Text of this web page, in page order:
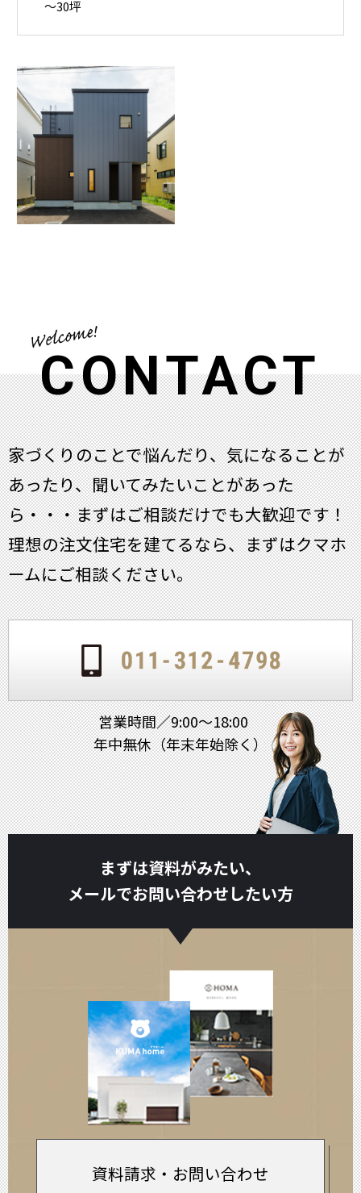
〜30坪
CONTACT
家づくりのことで悩んだり、気になることが
あったり、聞いてみたいことがあった
ら・・・まずはご相談だけでも大歓迎です！
理想の注文住宅を建てるなら、まずはクマホ
ームにご相談ください。
営業時間／9:00～18:00
年中無休（年末年始除く）
まずは資料がみたい、
メールでお問い合わせしたい方
資料請求・お問い合わせ